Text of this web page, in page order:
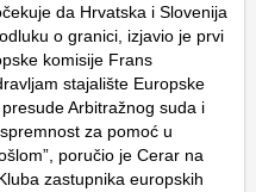
da Hrvatska i Slovenija
o granici, izjavio je prvi
komisije Frans
stajalište Europske
Arbitražnog suda i
za pomoć u
poručio je Cerar na
zastupnika europskih